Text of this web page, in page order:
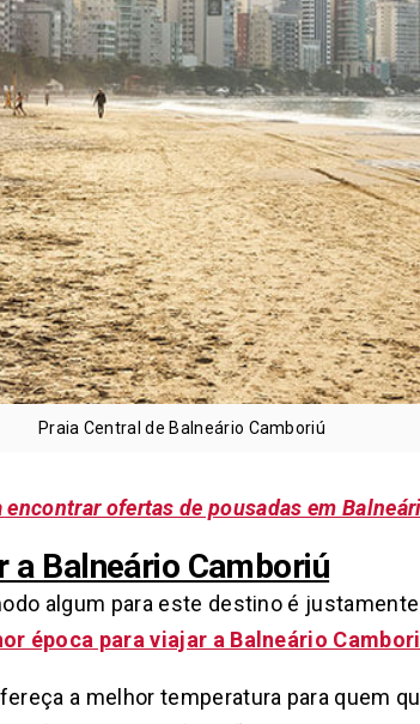
Praia Central de Balneário Camboriú
encontrar ofertas de pousadas em
a Balneário Camboriú
algum para este destino é
época para viajar a Balneário
a melhor temperatura para quem